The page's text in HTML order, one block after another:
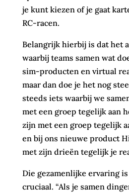
je kunt kiezen of je gaat
RC-racen.
Belangrijk hierbij is dat het
waarbij teams samen wat
sim-producten en virtual
maar dan doe je het nog
steeds iets waarbij we
met een groep tegelijk aan
zijn met een groep tegelijk
en bij ons nieuwe product
met zijn drieën tegelijk je
Die gezamenlijke ervaring
cruciaal. “Als je samen